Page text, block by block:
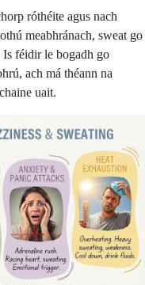
róthéite agus nach
meabhránach, sweat go
Is féidir le bogadh go
ach má théann na
uait.